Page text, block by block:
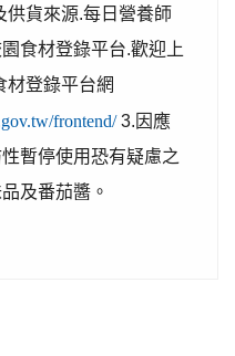
供貨來源.每日營養師
食材登錄平台.歡迎上
材登錄平台網
frontend/3.因應
暫停使用恐有疑慮之
及番茄醬。